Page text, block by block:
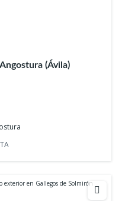
(Ávila)